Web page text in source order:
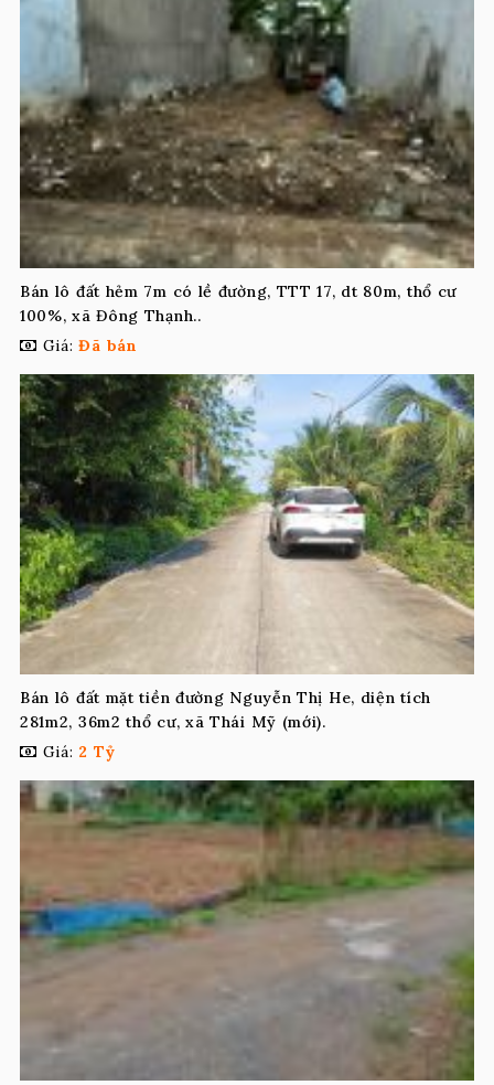
Bán lô đất hẻm 7m có lề đường, TTT 17, dt 80m, thổ cư
100%, xã Đông Thạnh..
Giá: Đã bán
Bán lô đất mặt tiền đường Nguyễn Thị He, diện tích
281m2, 36m2 thổ cư, xã Thái Mỹ (mới).
Giá: 2 Tỷ